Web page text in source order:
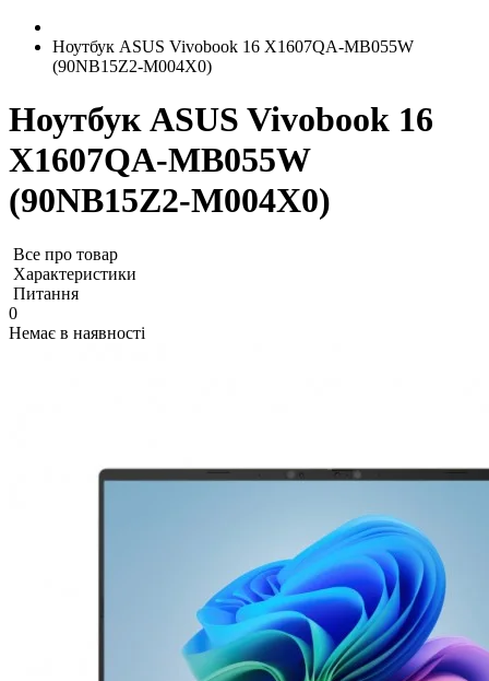
Ноутбук ASUS Vivobook 16 X1607QA-MB055W
(90NB15Z2-M004X0)
Ноутбук ASUS Vivobook 16
X1607QA-MB055W
(90NB15Z2-M004X0)
Все про товар
Характеристики
Питання
0
Немає в наявності